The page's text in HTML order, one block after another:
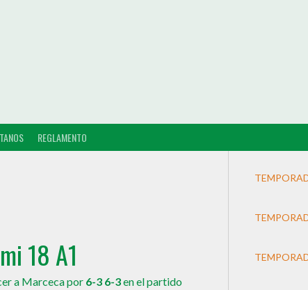
REGLAMENTO
18 A1
a Marceca por 6-3 6-3en el partido